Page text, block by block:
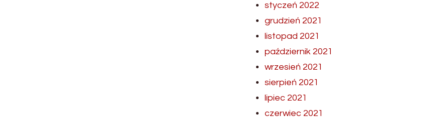
styczeń 2022
grudzień 2021
listopad 2021
październik 2021
wrzesień 2021
sierpień 2021
lipiec 2021
czerwiec 2021